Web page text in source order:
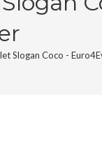
Slogan Coco -